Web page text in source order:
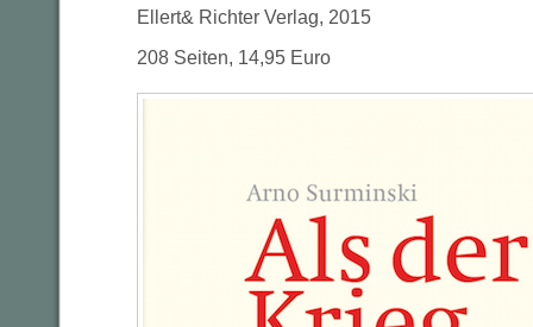
Ellert& Richter Verlag, 2015
208 Seiten, 14,95 Euro